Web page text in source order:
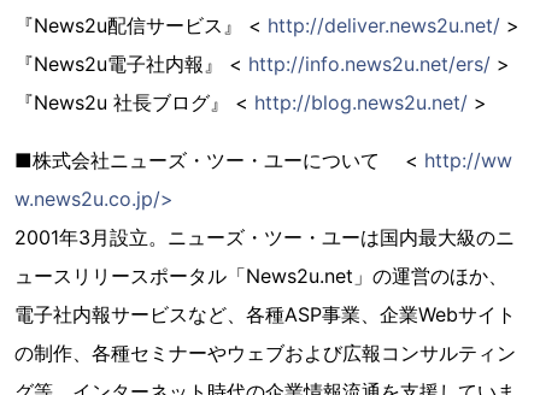
『News2u配信サービス』 < http://deliver.news2u.net/ >
『News2u電子社内報』 < http://info.news2u.net/ers/ >
『News2u 社長ブログ』 < http://blog.news2u.net/ >
■株式会社ニューズ・ツー・ユーについて < http://ww
w.news2u.co.jp/>
2001年3月設立。ニューズ・ツー・ユーは国内最大級のニ
ュースリリースポータル「News2u.net」の運営のほか、
電子社内報サービスなど、各種ASP事業、企業Webサイト
の制作、各種セミナーやウェブおよび広報コンサルティン